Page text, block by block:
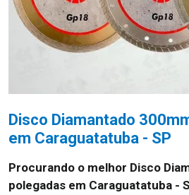
Disco Diamantado
em Caraguatatuba - SP
Procurando o melhor Disco
polegadas em Caraguatatuba -